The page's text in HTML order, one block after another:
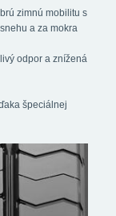
zimnú mobilitu s
a za mokra
odpor a znížená
špeciálnej